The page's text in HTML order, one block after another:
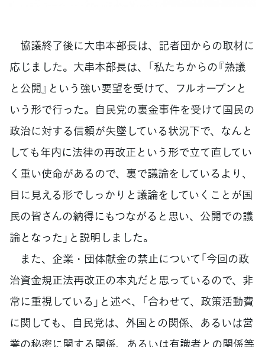
協議終了後に大串本部長は、記者団からの取材に
応じました。大串本部長は、「私たちからの『熟議
と公開』という強い要望を受けて、フルオープンと
いう形で行った。自民党の裏金事件を受けて国民の
政治に対する信頼が失墜している状況下で、なんと
しても年内に法律の再改正という形で立て直してい
く重い使命があるので、裏で議論をしているより、
目に見える形でしっかりと議論をしていくことが国
民の皆さんの納得にもつながると思い、公開での議
論となった」と説明しました。
また、企業・団体献金の禁止について「今回の政
治資金規正法再改正の本丸だと思っているので、非
常に重視している」と述べ、「合わせて、政策活動費
に関しても、自民党は、外国との関係、あるいは営
業の秘密に関する関係、あるいは有識者との関係等